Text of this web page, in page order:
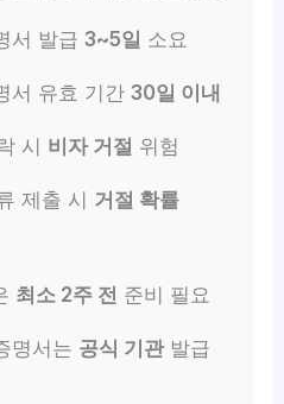
서 발급 3~5일 소요
서 유효 기간 30일 이내
시 비자 거절 위험
제출 시 거절 확률
최소 2주 전 준비 필요
명서는 공식 기관발급